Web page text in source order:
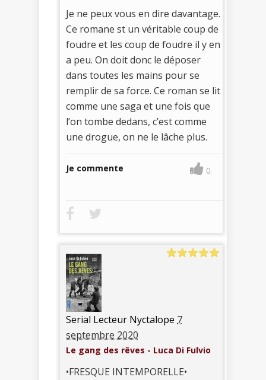
Je ne peux vous en dire davantage.
Ce romane st un véritable coup de
foudre et les coup de foudre il y en
a peu. On doit donc le déposer
dans toutes les mains pour se
remplir de sa force. Ce roman se lit
comme une saga et une fois que
l’on tombe dedans, c’est comme
une drogue, on ne le lâche plus.
Je commente 0
Serial Lecteur Nyctalope 7
septembre 2020
Le gang des rêves - Luca Di Fulvio
•FRESQUE INTEMPORELLE•